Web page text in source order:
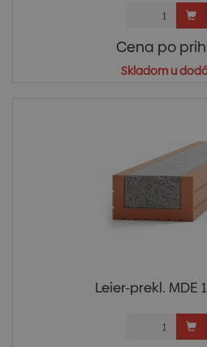
Cena po
Skladom u
Leier-prekl. MDE